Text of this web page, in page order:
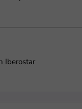
Iberostar